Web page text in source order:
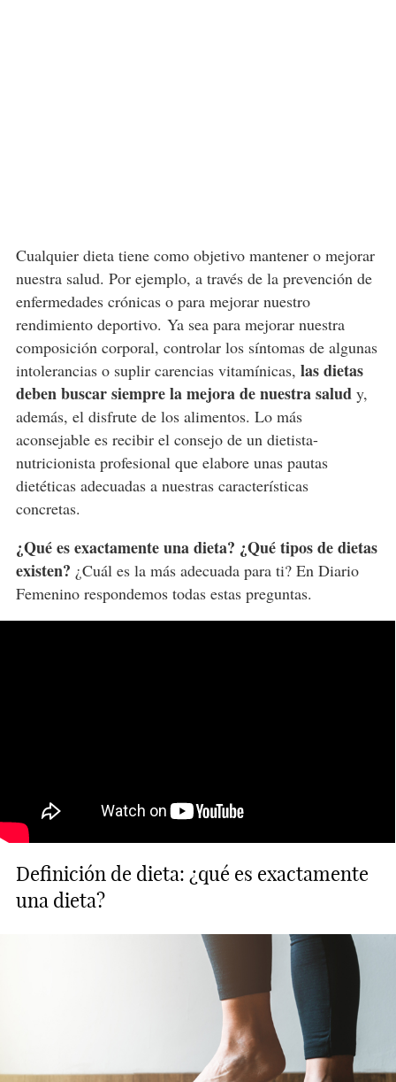
Cualquier dieta tiene como objetivo mantener o mejorar
nuestra salud. Por ejemplo, a través de la prevención de
enfermedades crónicas o para mejorar nuestro
rendimiento deportivo. Ya sea para mejorar nuestra
composición corporal, controlar los síntomas de algunas
intolerancias o suplir carencias vitamínicas, las dietas
deben buscar siempre la mejora de nuestra salud y,
además, el disfrute de los alimentos. Lo más
aconsejable es recibir el consejo de un dietista-
nutricionista profesional que elabore unas pautas
dietéticas adecuadas a nuestras características
concretas.
¿Qué es exactamente una dieta? ¿Qué tipos de dietas
existen? ¿Cuál es la más adecuada para ti? En Diario
Femenino respondemos todas estas preguntas.
Definición de dieta: ¿qué es exactamente
una dieta?